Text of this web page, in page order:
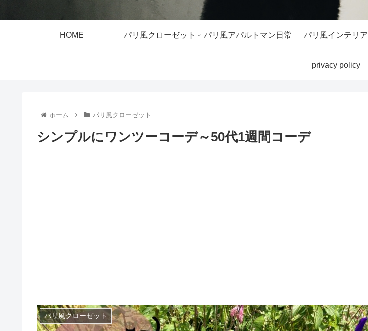
HOME パリ風クローゼット パリ風アパルトマン日常 パリ風インテリア
privacy policy
ホーム パリ風クローゼット
シンプルにワンツーコーデ～50代1週間コーデ
パリ風クローゼット